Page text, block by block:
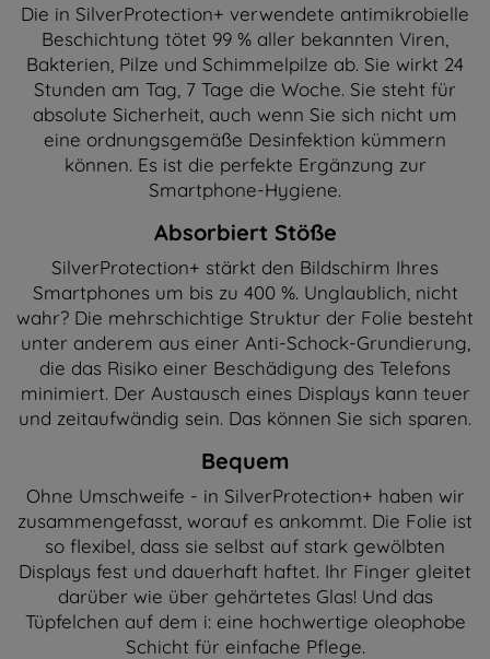
Die in SilverProtection+ verwendete antimikrobielle
Beschichtung tötet 99 % aller bekannten Viren,
Bakterien, Pilze und Schimmelpilze ab. Sie wirkt 24
Stunden am Tag, 7 Tage die Woche. Sie steht für
absolute Sicherheit, auch wenn Sie sich nicht um
eine ordnungsgemäße Desinfektion kümmern
können. Es ist die perfekte Ergänzung zur
Smartphone-Hygiene.
Absorbiert Stöße
SilverProtection+ stärkt den Bildschirm Ihres
Smartphones um bis zu 400 %. Unglaublich, nicht
wahr? Die mehrschichtige Struktur der Folie besteht
unter anderem aus einer Anti-Schock-Grundierung,
die das Risiko einer Beschädigung des Telefons
minimiert. Der Austausch eines Displays kann teuer
und zeitaufwändig sein. Das können Sie sich sparen.
Bequem
Ohne Umschweife - in SilverProtection+ haben wir
zusammengefasst, worauf es ankommt. Die Folie ist
so flexibel, dass sie selbst auf stark gewölbten
Displays fest und dauerhaft haftet. Ihr Finger gleitet
darüber wie über gehärtetes Glas! Und das
Tüpfelchen auf dem i: eine hochwertige oleophobe
Schicht für einfache Pflege.